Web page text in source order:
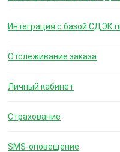
Интеграция с базой СДЭК
Отслеживание заказа
Личный кабинет
Страхование
SMS-оповещение